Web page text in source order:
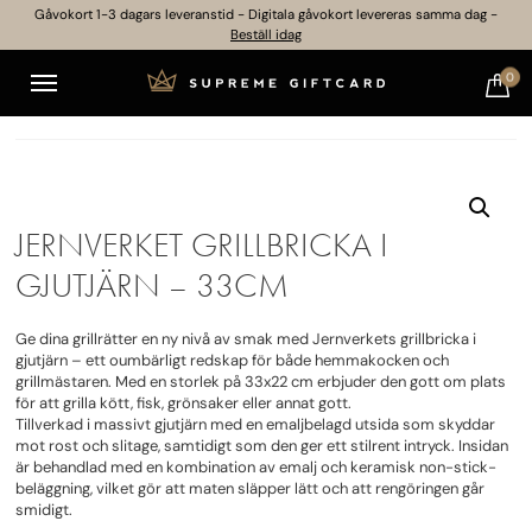
Gåvokort 1-3 dagars leveranstid - Digitala gåvokort levereras samma dag -
Beställ idag
0
JERNVERKET GRILLBRICKA I
GJUTJÄRN – 33CM
Ge dina grillrätter en ny nivå av smak med Jernverkets grillbricka i
gjutjärn – ett oumbärligt redskap för både hemmakocken och
grillmästaren. Med en storlek på 33x22 cm erbjuder den gott om plats
för att grilla kött, fisk, grönsaker eller annat gott.
Tillverkad i massivt gjutjärn med en emaljbelagd utsida som skyddar
mot rost och slitage, samtidigt som den ger ett stilrent intryck. Insidan
är behandlad med en kombination av emalj och keramisk non-stick-
beläggning, vilket gör att maten släpper lätt och att rengöringen går
smidigt.